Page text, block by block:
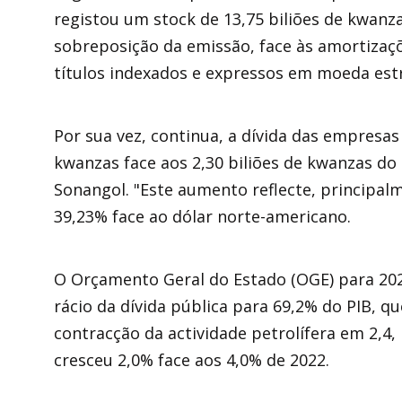
registou um stock de 13,75 biliões de
sobreposição da emissão, face às
títulos indexados e expressos em moeda
Por sua vez, continua, a dívida das
kwanzas face aos 2,30 biliões de kwanzas
Sonangol. "Este aumento reflecte,
39,23% face ao dólar norte-americano.
O Orçamento Geral do Estado (OGE) para
rácio da dívida pública para 69,2% do PIB,
contracção da actividade petrolífera em
cresceu 2,0% face aos 4,0% de 2022.